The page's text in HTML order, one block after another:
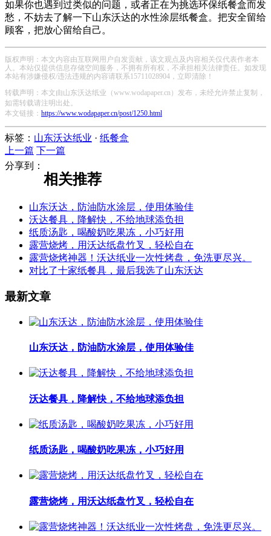
如果你也遇到过类似的问题，或者正在为挑选环保纸餐盒而发
愁，不妨去了解一下山东沃达的水性涂层纸餐盒。把安全留给
顾客，把放心留给自己。
版权声明：本文内容由互联网用户自发贡献，该文观点及内容相关仅代表作者本
人。本站仅提供信息存储空间服务，不拥有所有权，不承担相关法律责任。如发现
本站有涉嫌侵权/违法违规的内容请联系15711028904，立即清除！
转载声明：本文由山东沃达纸业（www.wodapaper.cn）发布，未经允许禁止复制，
如需转载请注明出处。
本文链接： https://www.wodapaper.cn/post/1250.html
标签： 山东沃达纸业 · 纸餐盒
上一篇
下一篇
分享到：
相关推荐
山东沃达，防油防水涂层，使用体验佳
沃达餐具，降解快，不给地球添负担
纸质汤匙，喝酸奶吃果冻，小巧好用
露营烧烤，用沃达纸盘竹叉，轻松自在
露营烧烤神器！沃达纸业一次性烤盘，免洗更尽兴。
对比了十家纸餐具，最后我选了山东沃达
最新文章
山东沃达，防油防水涂层，使用体验佳
沃达餐具，降解快，不给地球添负担
纸质汤匙，喝酸奶吃果冻，小巧好用
露营烧烤，用沃达纸盘竹叉，轻松自在